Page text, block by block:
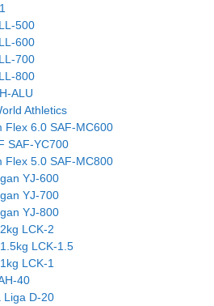
500
600
700
800
ALU
Athletics
Flex 6.0 SAF-MC600
SAF-YC700
Flex 5.0 SAF-MC800
YJ-600
YJ-700
YJ-800
LCK-2
LCK-1.5
LCK-1
40
Liga D-20